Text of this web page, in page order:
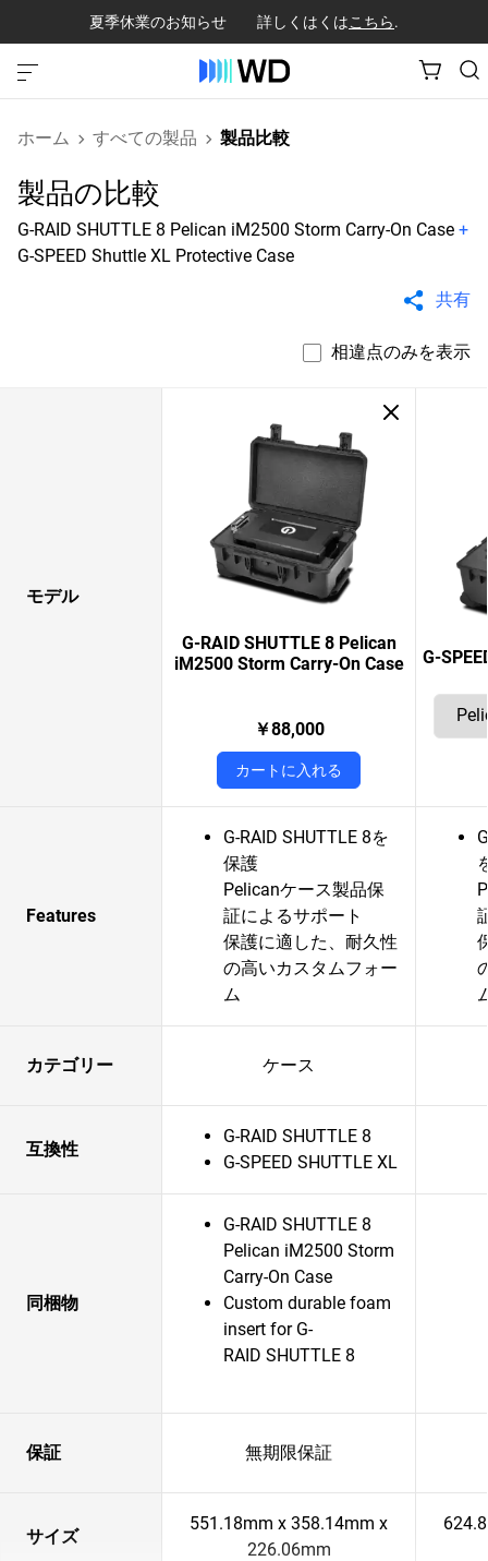
夏季休業のお知らせ 詳しくはくはこちら.
ホーム すべての製品 製品比較
製品の比較
G-RAID SHUTTLE 8 Pelican iM2500 Storm Carry-On Case +
G-SPEED Shuttle XL Protective Case
共有
相違点のみを表示
モデル
G-RAID SHUTTLE 8 Pelican
iM2500 Storm Carry-On Case
￥88,000
カートに入れる
G-
Features
G-RAID SHUTTLE 8を
保護
Pelicanケース製品保
証によるサポート
保護に適した、耐久性
の高いカスタムフォー
ム
カテゴリー ケース
互換性
G-RAID SHUTTLE 8
G-SPEED SHUTTLE XL
同梱物
G-RAID SHUTTLE 8
Pelican iM2500 Storm
Carry-On Case
Custom durable foam
insert for G-
RAID SHUTTLE 8
保証 無期限保証
サイズ
551.18mm x 358.14mm x
226.06mm